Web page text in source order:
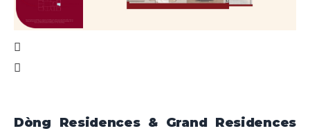
Dòng Residences & Grand Residences